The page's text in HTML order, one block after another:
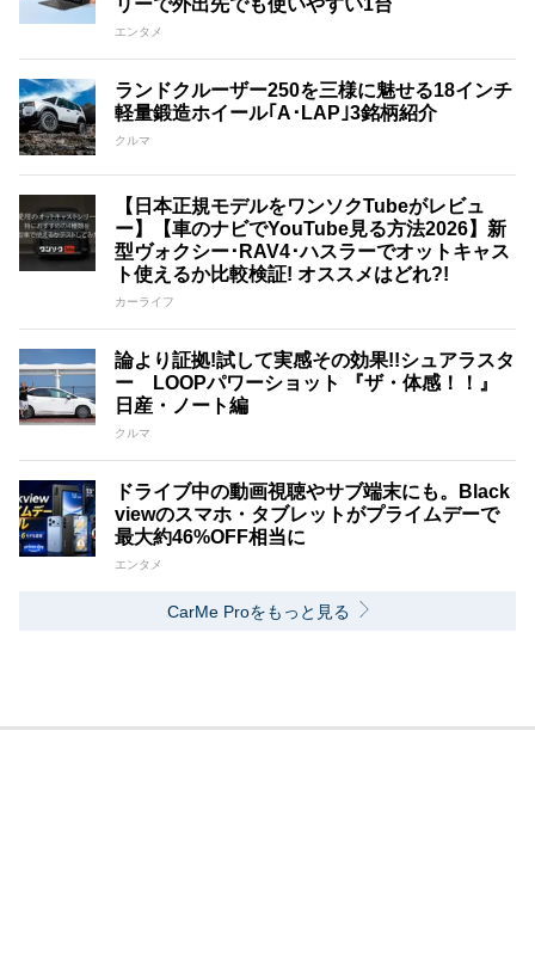
リーで外出先でも使いやすい1台
エンタメ
ランドクルーザー250を三様に魅せる18インチ
軽量鍛造ホイール｢A･LAP｣3銘柄紹介
クルマ
【日本正規モデルをワンソクTubeがレビュ
ー】【車のナビでYouTube見る方法2026】新
型ヴォクシー･RAV4･ハスラーでオットキャス
ト使えるか比較検証! オススメはどれ?!
カーライフ
論より証拠!試して実感その効果!!シュアラスタ
ー LOOPパワーショット 『ザ・体感！！』
日産・ノート編
クルマ
ドライブ中の動画視聴やサブ端末にも。Black
viewのスマホ・タブレットがプライムデーで
最大約46%OFF相当に
エンタメ
CarMe Proをもっと見る